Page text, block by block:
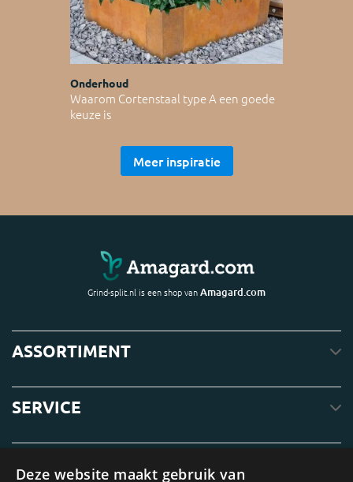
Onderhoud
Waarom Cortenstaal type A een goede
keuze is
Meer inspiratie
Grind-split.nl is een shop vanAmagard.com
ASSORTIMENT
SERVICE
Deze website maakt gebruik van